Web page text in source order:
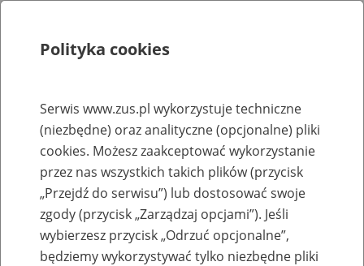
Rejestry, ewidencje i archiwa
Baza zlikwidowanych lub
przekształconych zakładów pracy
Nazwa zakładu pracy:
Polityka cookies
Serwis www.zus.pl wykorzystuje techniczne
(niezbędne) oraz analityczne (opcjonalne) pliki
cookies. Możesz zaakceptować wykorzystanie
przez nas wszystkich takich plików (przycisk
„Przejdź do serwisu”) lub dostosować swoje
zgody (przycisk „Zarządzaj opcjami”). Jeśli
wybierzesz przycisk „Odrzuć opcjonalne”,
będziemy wykorzystywać tylko niezbędne pliki